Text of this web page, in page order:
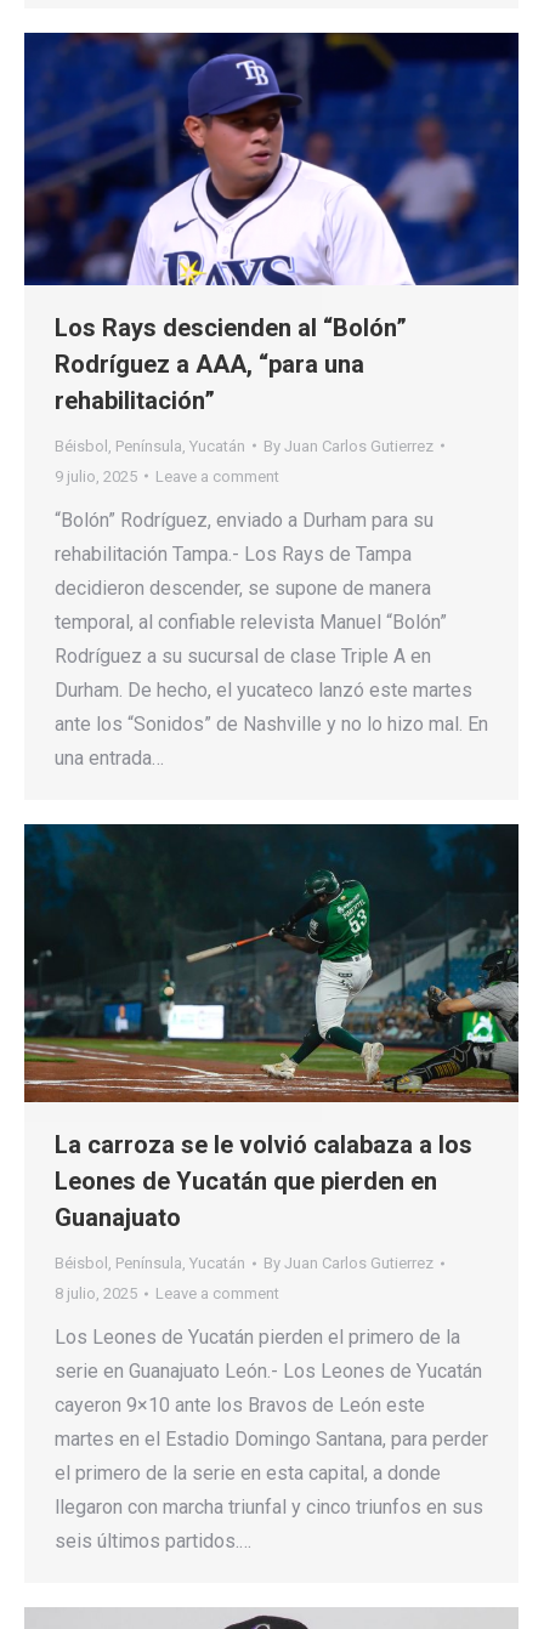
Los Rays descienden al “Bolón”
Rodríguez a AAA, “para una
rehabilitación”
Béisbol Península Yucatán By Juan Carlos Gutierrez
9 julio, 2025
Leave a comment
“Bolón” Rodríguez, enviado a Durham para su
rehabilitación Tampa.- Los Rays de Tampa
decidieron descender, se supone de manera
temporal, al confiable relevista Manuel “Bolón”
Rodríguez a su sucursal de clase Triple A en
Durham. De hecho, el yucateco lanzó este martes
ante los “Sonidos” de Nashville y no lo hizo mal. En
una entrada…
La carroza se le volvió calabaza a los
Leones de Yucatán que pierden en
Guanajuato
Béisbol , Península, Yucatán By Juan Carlos Gutierrez
8 julio, 2025
Leave a comment
Los Leones de Yucatán pierden el primero de la
serie en Guanajuato León.- Los Leones de Yucatán
cayeron 9×10 ante los Bravos de León este
martes en el Estadio Domingo Santana, para perder
el primero de la serie en esta capital, a donde
llegaron con marcha triunfal y cinco triunfos en sus
seis últimos partidos.…